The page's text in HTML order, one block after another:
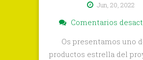
Jun, 20, 2022
Comentarios
Os presentamos uno
productos estrella del